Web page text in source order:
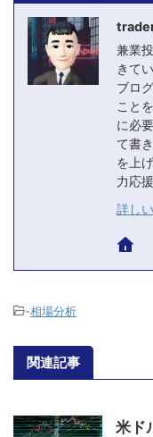
兼業
きて
ブロ
こと
に必
て書
を上
力応
詳し
-相場分析
関連記事
米ド